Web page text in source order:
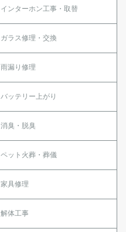
インターホン工事・取替
ガラス修理・交換
雨漏り修理
バッテリー上がり
消臭・脱臭
ペット火葬・葬儀
家具修理
解体工事